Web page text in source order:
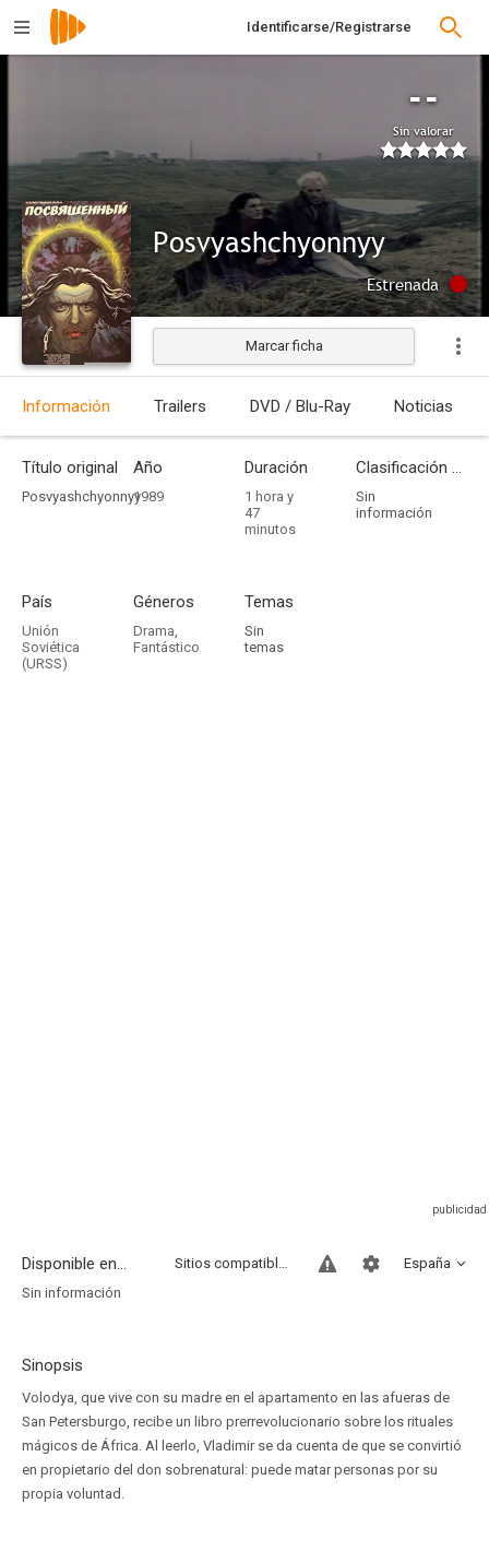
Identificarse/Registrarse
--
Sin valorar
Posvyashchyonnyy
Estrenada
Marcar ficha
Información Trailers DVD / Blu-Ray Noticias
Título original
Posvyashchyonnyy
Año
1989
Duración
1 hora y
47
minutos
Clasificación por edades
Sin
información
País
Unión
Soviética
(URSS)
Géneros
Drama,
Fantástico
Temas
Sin
temas
Disponible en... España
Sitios compatibles
Sin información
Sinopsis
Volodya, que vive con su madre en el apartamento en las afueras de
San Petersburgo, recibe un libro prerrevolucionario sobre los rituales
mágicos de África. Al leerlo, Vladimir se da cuenta de que se convirtió
en propietario del don sobrenatural: puede matar personas por su
propia voluntad.